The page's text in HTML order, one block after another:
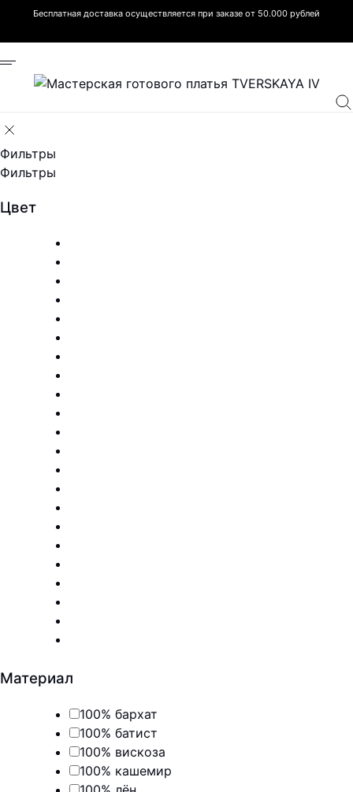
Бесплатная доставка осуществляется при заказе от 50.000 рублей
Фильтры
Фильтры
Цвет
Материал
100% бархат
100% батист
100% вискоза
100% кашемир